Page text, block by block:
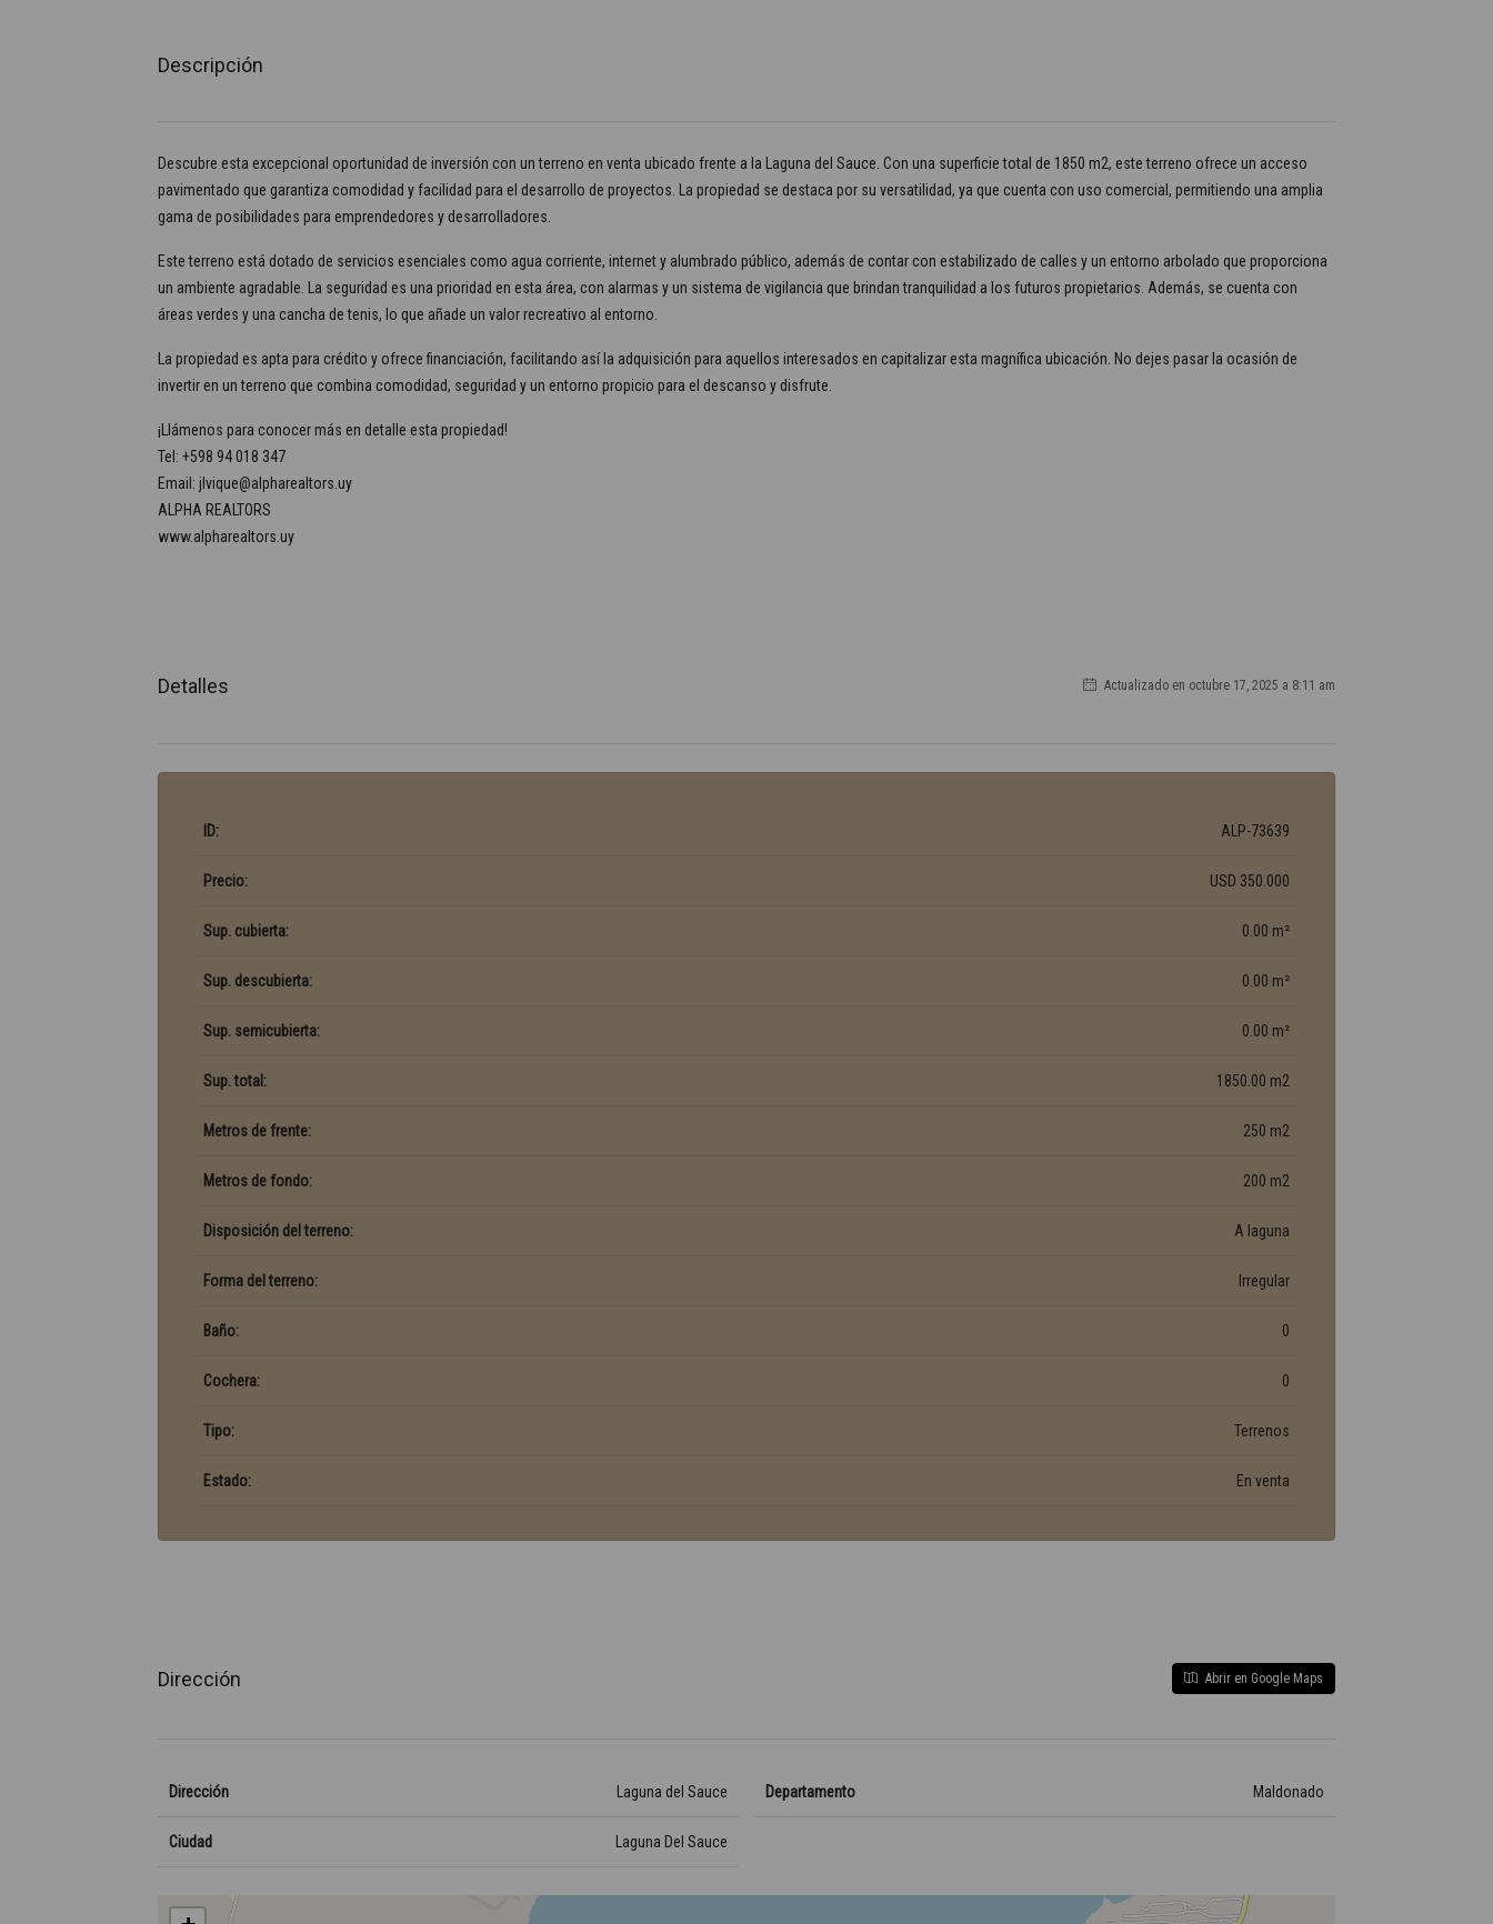
Descripción
Descubre esta excepcional oportunidad de inversión con un terreno en venta ubicado frente a la Laguna del Sauce. Con una superficie total de 1850 m2, este terreno ofrece un acceso
pavimentado que garantiza comodidad y facilidad para el desarrollo de proyectos. La propiedad se destaca por su versatilidad, ya que cuenta con uso comercial, permitiendo una amplia
gama de posibilidades para emprendedores y desarrolladores.
Este terreno está dotado de servicios esenciales como agua corriente, internet y alumbrado público, además de contar con estabilizado de calles y un entorno arbolado que proporciona
un ambiente agradable. La seguridad es una prioridad en esta área, con alarmas y un sistema de vigilancia que brindan tranquilidad a los futuros propietarios. Además, se cuenta con
áreas verdes y una cancha de tenis, lo que añade un valor recreativo al entorno.
La propiedad es apta para crédito y ofrece financiación, facilitando así la adquisición para aquellos interesados en capitalizar esta magnífica ubicación. No dejes pasar la ocasión de
invertir en un terreno que combina comodidad, seguridad y un entorno propicio para el descanso y disfrute.
¡Llámenos para conocer más en detalle esta propiedad!
Tel: +598 94 018 347
Email: jlvique@alpharealtors.uy
ALPHA REALTORS
www.alpharealtors.uy
Detalles Actualizado en octubre 17, 2025 a 8:11 am
ID: ALP-73639
Precio: USD 350.000
Sup. cubierta: 0.00 m²
Sup. descubierta: 0.00 m²
Sup. semicubierta: 0.00 m²
Sup. total: 1850.00 m2
Metros de frente: 250 m2
Metros de fondo: 200 m2
Disposición del terreno: A laguna
Forma del terreno: Irregular
Baño: 0
Cochera: 0
Tipo: Terrenos
Estado: En venta
Dirección Abrir en Google Maps
Dirección Laguna del Sauce
Ciudad Laguna Del Sauce
Departamento Maldonado